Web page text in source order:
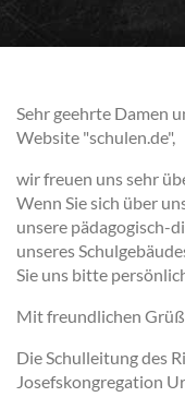
Sehr geehrte Damen
Website "schulen.de",
wir freuen uns sehr
Wenn Sie sich über
unsere pädagogisch-
unseres
Sie uns bitte
Mit freundlichen
Die Schulleitung des
Josefskongregation